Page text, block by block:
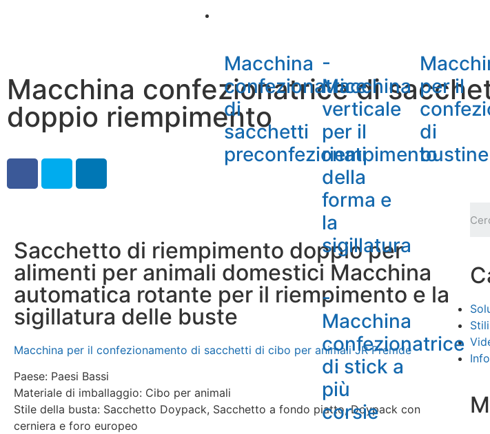
Macchina
confezionatrice
di
sacchetti
preconfezionati
-
Macchina
verticale
per il
riempimento
della
forma e
la
sigillatura
-
Macchina
confezionatrice
di stick a
più
corsie
per il
di
bustine
Macchina confezionatrice di
doppio riempimento
Sacchetto di riempimento doppio per
alimenti per animali domestici Macchina
automatica rotante per il riempimento e la
sigillatura delle buste
Macchina per il confezionamento di sacchetti di cibo per animali JR Premde
Paese: Paesi Bassi
Materiale di imballaggio: Cibo per animali
Stile della busta: Sacchetto Doypack, Sacchetto a fondo piatto, Doypack con
cerniera e foro europeo